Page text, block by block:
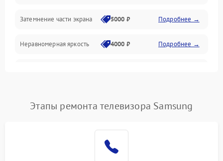
Механические повреждения
Программное обеспечение
Сеть и подключения
Затемнение части экрана 5000 ₽ Подробнее →
Неравномерная яркость 4000 ₽ Подробнее →
Этапы ремонта телевизора Samsung